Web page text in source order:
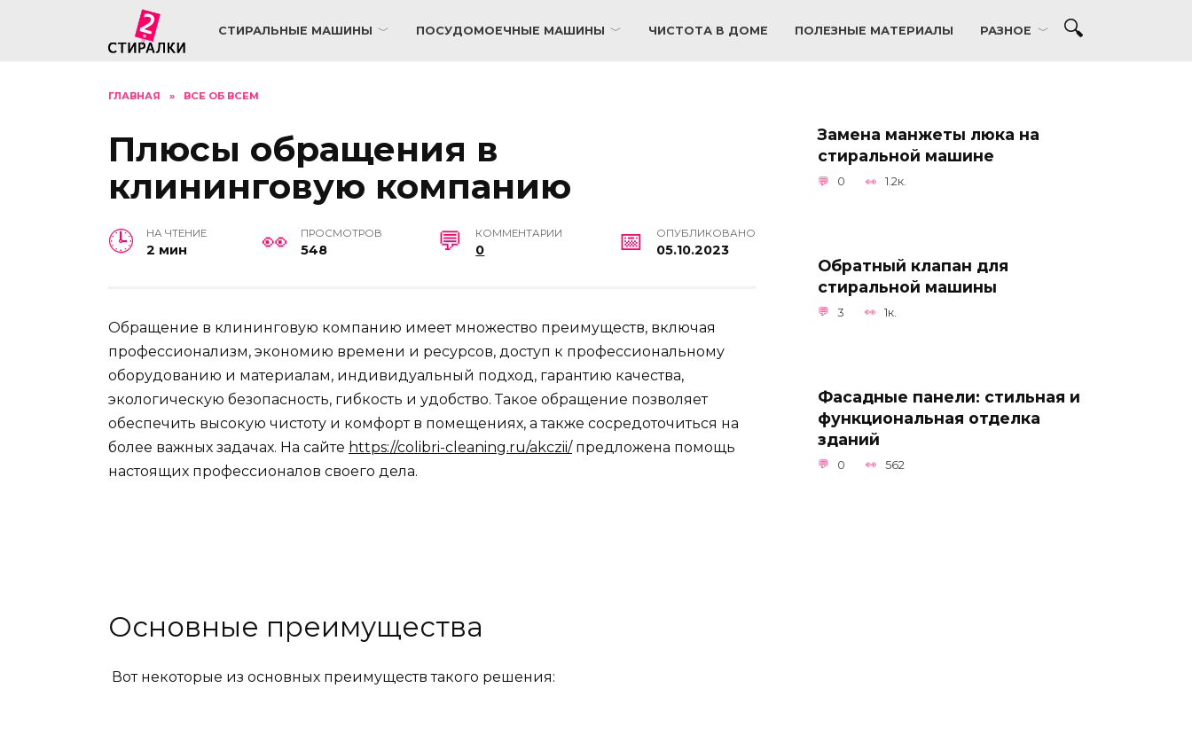
СТИРАЛЬНЫЕ МАШИНЫ ПОСУДОМОЕЧНЫЕ МАШИНЫ ЧИСТОТА В ДОМЕ ПОЛЕЗНЫЕ МАТЕРИАЛЫ РАЗНОЕ
ГЛАВНАЯ » ВСЕ ОБ ВСЕМ
Плюсы обращения в
клининговую компанию
НА ЧТЕНИЕ
2 мин
ПРОСМОТРОВ
548
КОММЕНТАРИИ
0
ОПУБЛИКОВАНО
05.10.2023
Обращение в клининговую компанию имеет множество преимуществ, включая
профессионализм, экономию времени и ресурсов, доступ к профессиональному
оборудованию и материалам, индивидуальный подход, гарантию качества,
экологическую безопасность, гибкость и удобство. Такое обращение позволяет
обеспечить высокую чистоту и комфорт в помещениях, а также сосредоточиться на
более важных задачах. На сайте https://colibri-cleaning.ru/akczii/предложена помощь
настоящих профессионалов своего дела.
Основные преимущества
Вот некоторые из основных преимуществ такого решения:
Замена манжеты люка на
стиральной машине
0 1.2к.
Обратный клапан для
стиральной машины
3 1к.
Фасадные панели: стильная и
функциональная отделка
зданий
0 562